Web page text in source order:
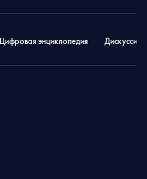
Цифровая энциклопедия